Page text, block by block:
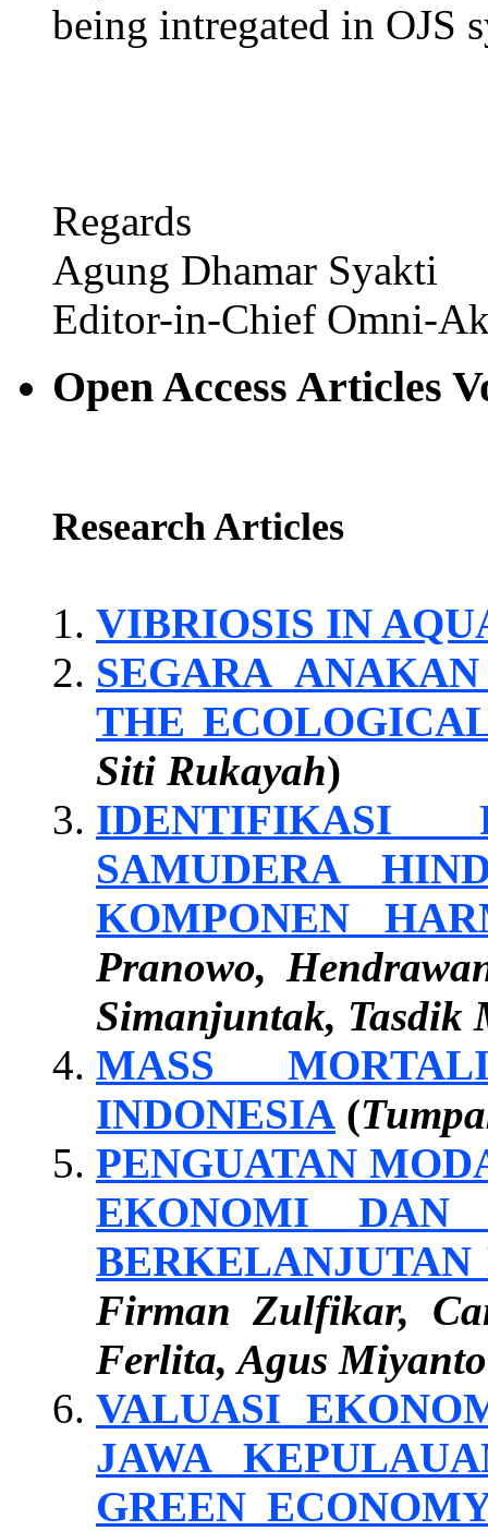
being intregated in OJS
Regards
Agung Dhamar Syakti
Editor-in-Chief Omni-
Open Access Articles
Research Articles
VIBRIOSIS IN
SEGARA
THE
Siti Rukayah)
IDENTIFIKASI
SAMUDERA
KOMPONEN
Pranowo,
Simanjuntak, Tasdik
MASS
INDONESIA (
PENGUATAN
EKONOMI DAN
BERKELANJUTAN
Firman Zulfikar,
Ferlita, Agus Miyanto
VALUASI
JAWA
GREEN